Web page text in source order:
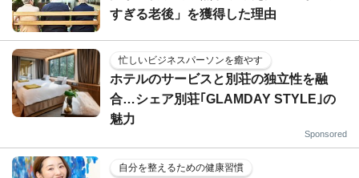
すぎる老後」を獲得した理由
忙しいビジネスパーソンを癒やす
ホテルのサービスと別荘の独立性を融
合…シェア別荘｢GLAMDAY STYLE｣の
魅力
Sponsored
自分を整えるための健康習慣